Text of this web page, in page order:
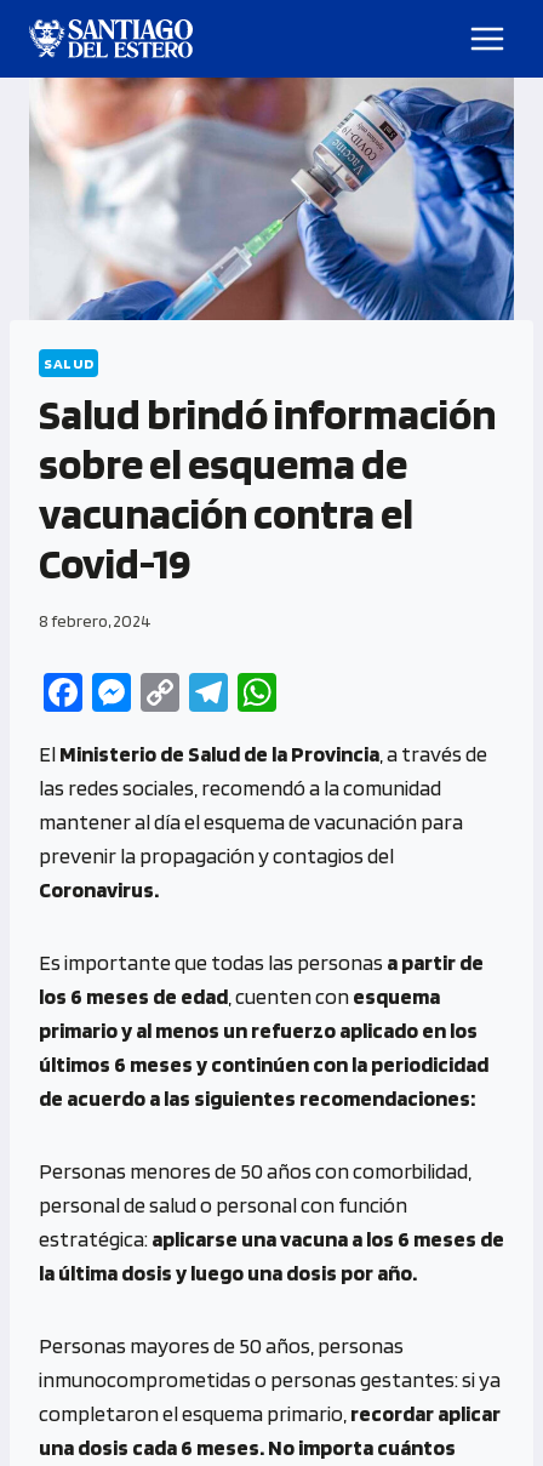
SALUD
Salud brindó información
sobre el esquema de
vacunación contra el
Covid-19
8 febrero, 2024
Fa
b
o
o
k
M
se
n
g
er
C
py
Li
n
Te
gr
a
m
at
s
A
ElMinisterio de Salud de la Provincia , a través de
las redes sociales, recomendó a la comunidad
mantener al día el esquema de vacunación para
prevenir la propagación y contagios del
Coronavirus.
Es importante que todas las personas a partir de
los 6 meses de edad , cuenten conesquema
primario y al menos un refuerzo aplicado en los
últimos 6 meses y continúen con la periodicidad
de acuerdo a las siguientes recomendaciones:
Personas menores de 50 años con comorbilidad,
personal de salud o personal con función
estratégica:aplicarse una vacuna a los 6 meses de
la última dosis y luego una dosis por año.
Personas mayores de 50 años, personas
inmunocomprometidas o personas gestantes: si ya
completaron el esquema primario, recordar aplicar
una dosis cada 6 meses. No importa cuántos